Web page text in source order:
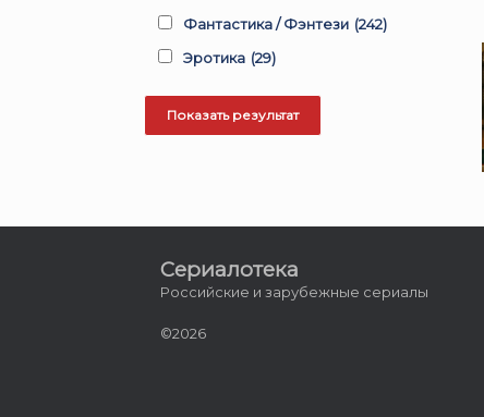
Фантастика / Фэнтези (242)
Эротика (29)
Сериалотека
Российские и зарубежные сериалы
©2026